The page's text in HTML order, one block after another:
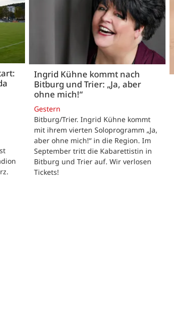
Ingrid Kühne kommt nach
Bitburg und Trier: „Ja, aber
ohne mich!“
Gestern
Bitburg/Trier. Ingrid Kühne kommt
mit ihrem vierten Soloprogramm „Ja,
aber ohne mich!“ in die Region. Im
September tritt die Kabarettistin in
Bitburg und Trier auf. Wir verlosen
Tickets!